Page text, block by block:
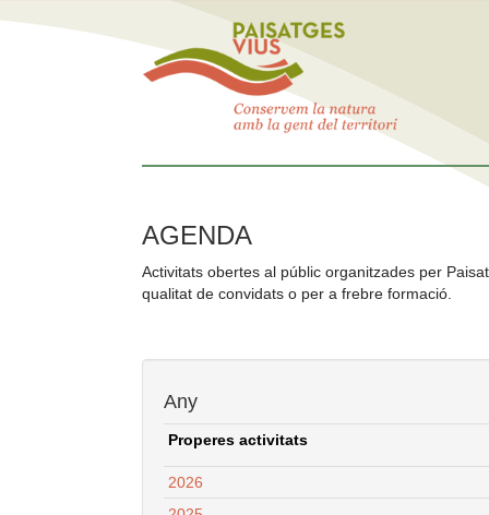
AGENDA
Activitats obertes al públic organitzades per
qualitat de convidats o per a frebre formació.
Any
Properes activitats
2026